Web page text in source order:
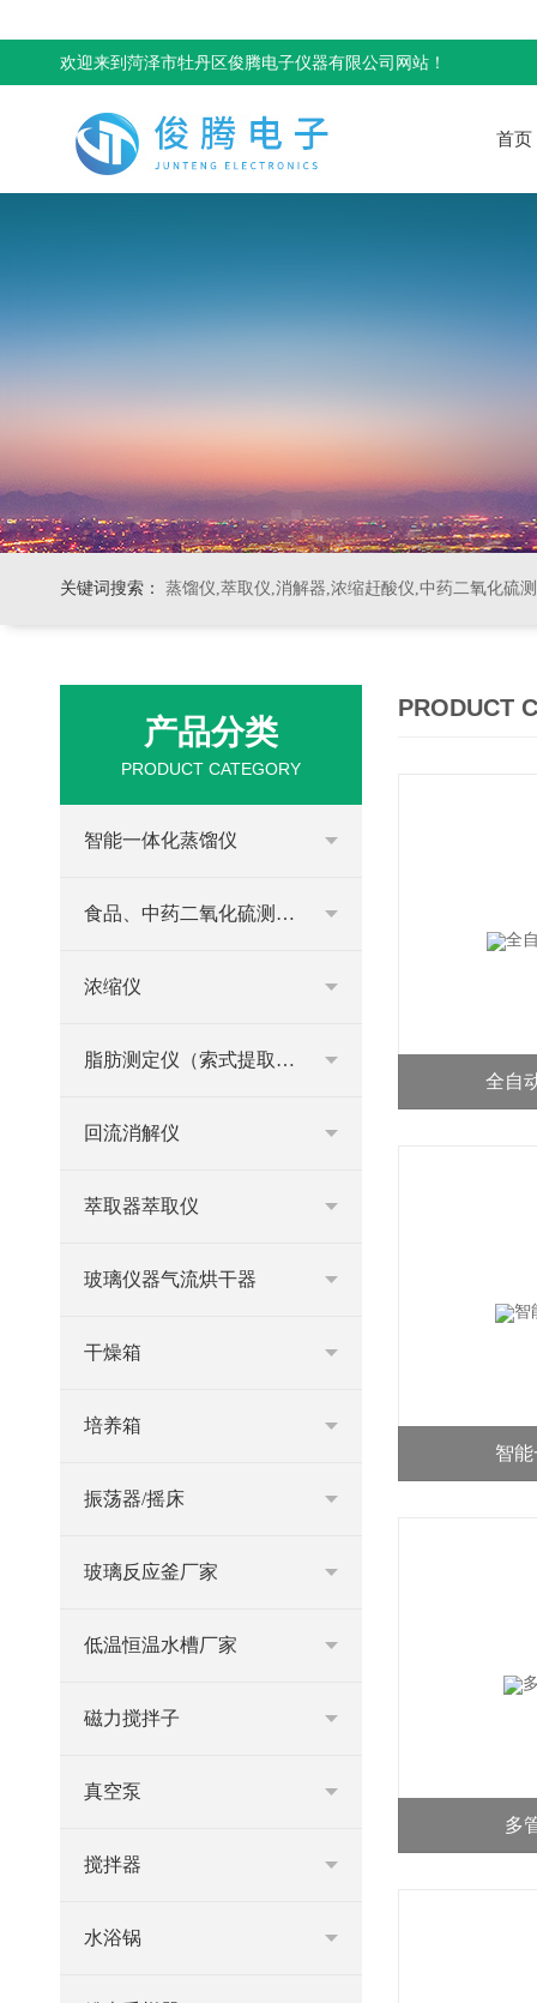
欢迎来到菏泽市牡丹区俊腾电子仪器有限公司网站！
首页
关键词搜索： 蒸馏仪,萃取仪,消解器,浓缩赶酸仪,中药二氧化硫
产品分类
PRODUCT CATEGORY
智能一体化蒸馏仪
食品、中药二氧化硫测定仪
浓缩仪
脂肪测定仪（索式提取器）
回流消解仪
萃取器萃取仪
玻璃仪器气流烘干器
干燥箱
培养箱
振荡器/摇床
玻璃反应釜厂家
低温恒温水槽厂家
磁力搅拌子
真空泵
搅拌器
水浴锅
PRODUCT
全自
智
多